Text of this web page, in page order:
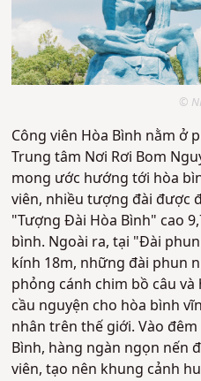
©
Công viên Hòa Bình nằm ở
Trung tâm Nơi Rơi Bom
mong ước hướng tới hòa
viên, nhiều tượng đài được
"Tượng Đài Hòa Bình" cao
bình. Ngoài ra, tại "Đài
kính 18m, những đài phun
phỏng cánh chim bồ câu
cầu nguyện cho hòa bình
nhân trên thế giới. Vào
Bình, hàng ngàn ngọn nến
viên, tạo nên khung cảnh